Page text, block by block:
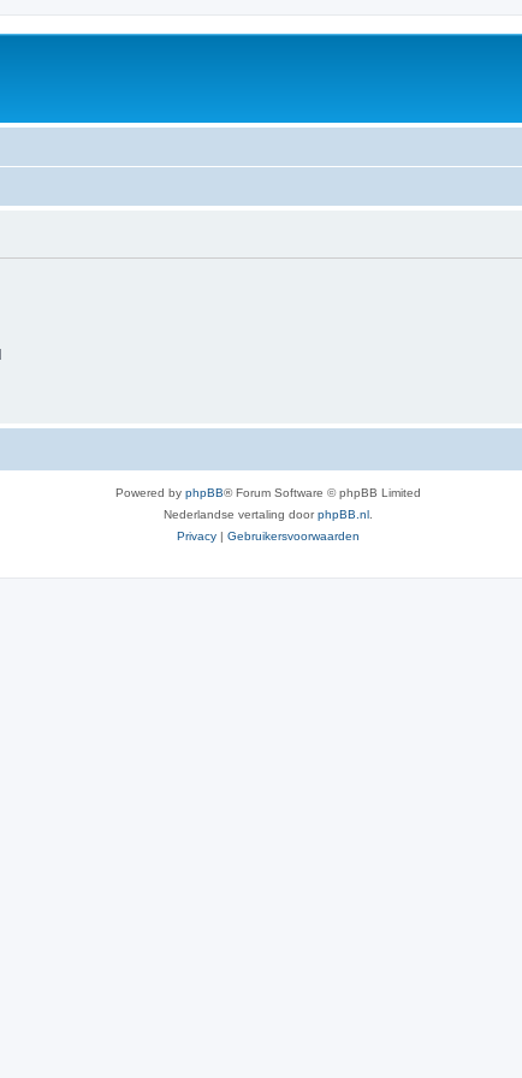
Powered by phpBB® Forum Software © phpBB Limited
Nederlandse vertaling doorphpBB.nl
Privacy | Gebruikersvoorwaarden